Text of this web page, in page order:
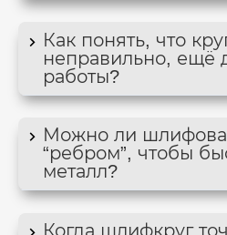
Как понять, что
неправильно, ещё
работы?
Можно ли
“ребром”, чтобы
металл?
Когда шлифкруг